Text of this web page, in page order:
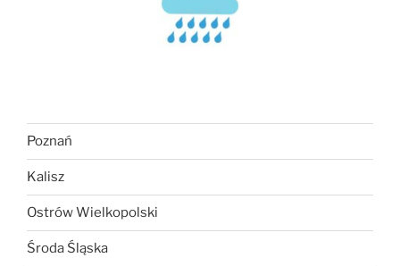
Poznań
Kalisz
Ostrów Wielkopolski
Środa Śląska